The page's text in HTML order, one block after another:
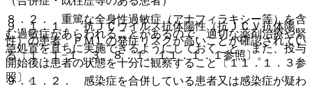
９．１．１． 抗ＪＣウイルス抗体陽性（抗ＪＣＶ抗体陽
性）の患者：ＰＭＬの発症リスクが高いことが確認されてい
る〔１．１−１．３、８．１、１１．１．１参照〕。
９．１．２． 感染症を合併している患者又は感染症が疑わ
８．２． 重篤な全身性過敏症（アナフィラキシー等）を含
む過敏症があらわれることがあるので、適切な薬剤治療や緊
急処置を直ちに実施できるようにしておくこと。また、投与
開始後は患者の状態を十分に観察すること〔１１．１．３参
照〕。